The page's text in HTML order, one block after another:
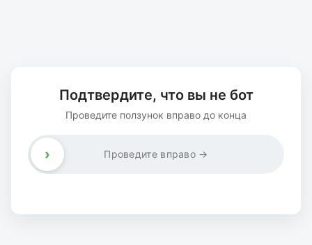
Подтвердите, что вы не бот
Проведите ползунок вправо до конца
Проведите вправо →
›